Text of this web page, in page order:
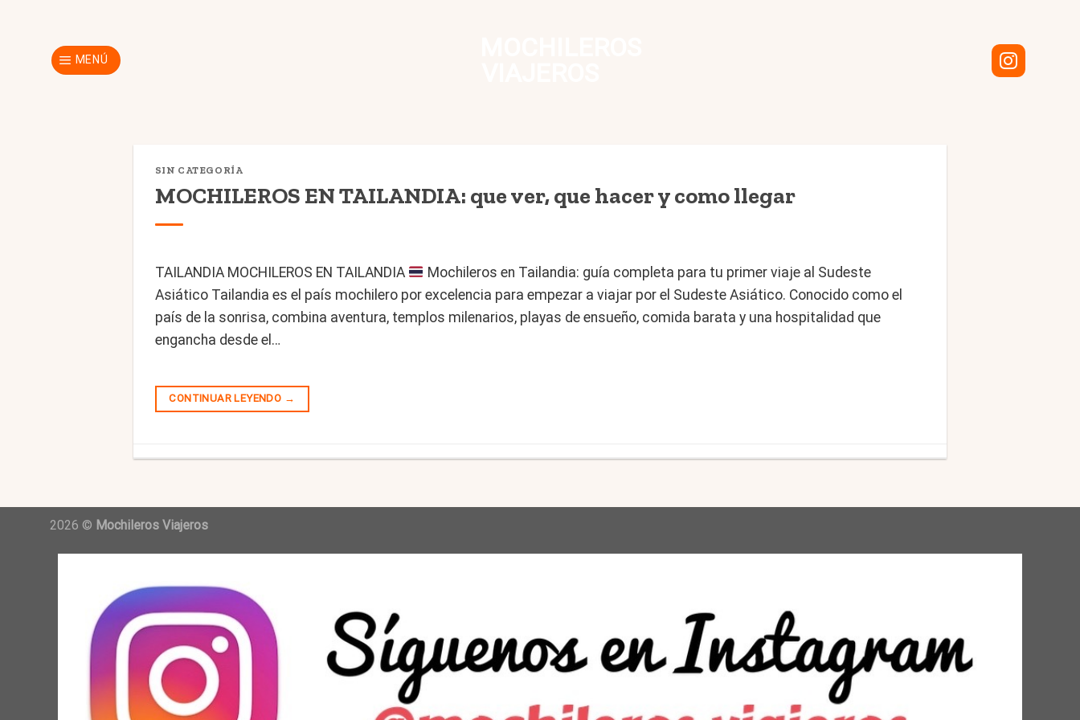
MENÚ
SIN CATEGORÍA
MOCHILEROS EN TAILANDIA: que ver, que hacer y como llegar
TAILANDIA MOCHILEROS EN TAILANDIA
Mochileros en Tailandia: guía completa para tu primer viaje al Sudeste
Asiático Tailandia es el país mochilero por excelencia para empezar a viajar por el Sudeste Asiático. Conocido como el
país de la sonrisa, combina aventura, templos milenarios, playas de ensueño, comida barata y una hospitalidad que
engancha desde el…
CONTINUAR LEYENDO →
2026 © Mochileros Viajeros